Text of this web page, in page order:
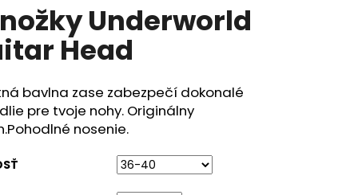
Underworld
Head
bavlna zase zabezpečí dokonalé
pre tvoje nohy. Originálny
nosenie.
FOREST